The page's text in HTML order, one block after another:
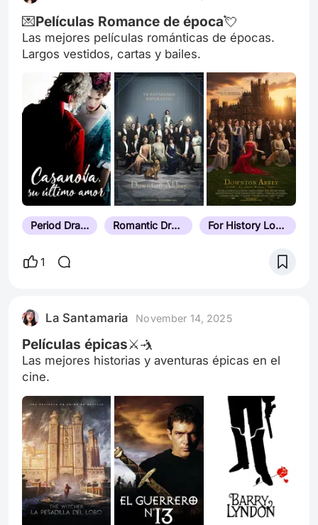
💌Películas Romance de época💘
Las mejores películas románticas de épocas.
Largos vestidos, cartas y bailes.
Period Drama Romantic Drama For History Lovers
1
La Santamaria November 14, 2025
Películas épicas⚔️🤺
Las mejores historias y aventuras épicas en el
cine.